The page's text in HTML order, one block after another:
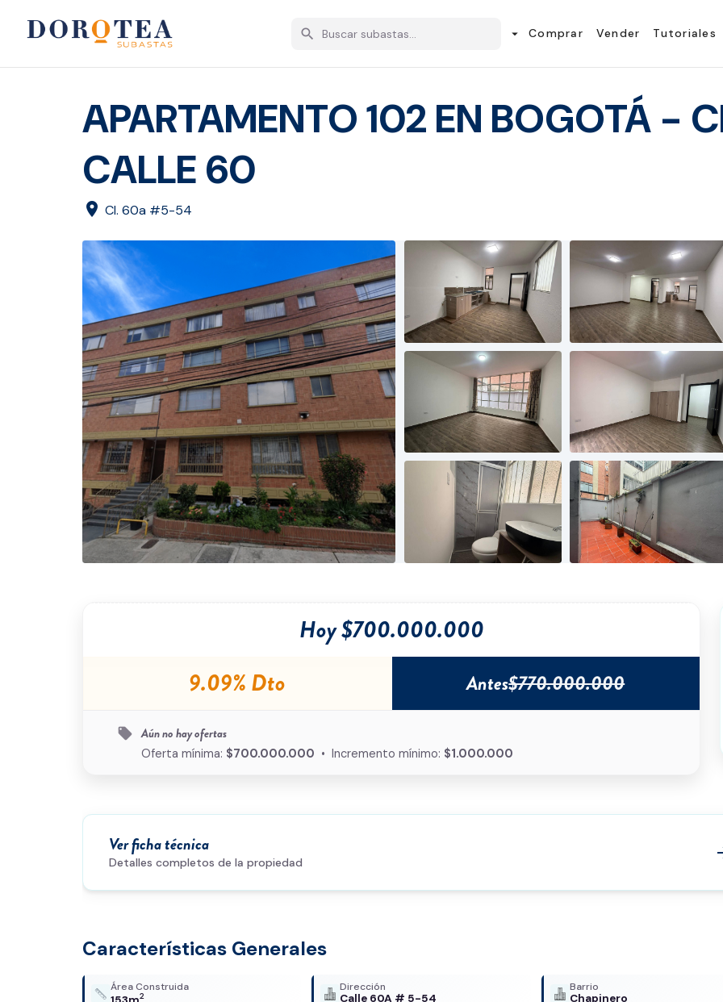
search arrow_drop_down Comprar Vender Tutoriales
APARTAMENTO 102 EN BOGOTÁ -
CALLE 60
location_on Cl. 60a #5-54
Hoy $700.000.000
9.09% Dto
Antes$770.000.000
local_offer Aún no hay ofertas
Oferta mínima: $700.000.000 • Incremento mínimo: $1.000.000
Ver ficha técnica
Detalles completos de la propiedad
Características Generales
Área Construida
2
Dirección
Calle 60A # 5-54
Barrio
Chapinero